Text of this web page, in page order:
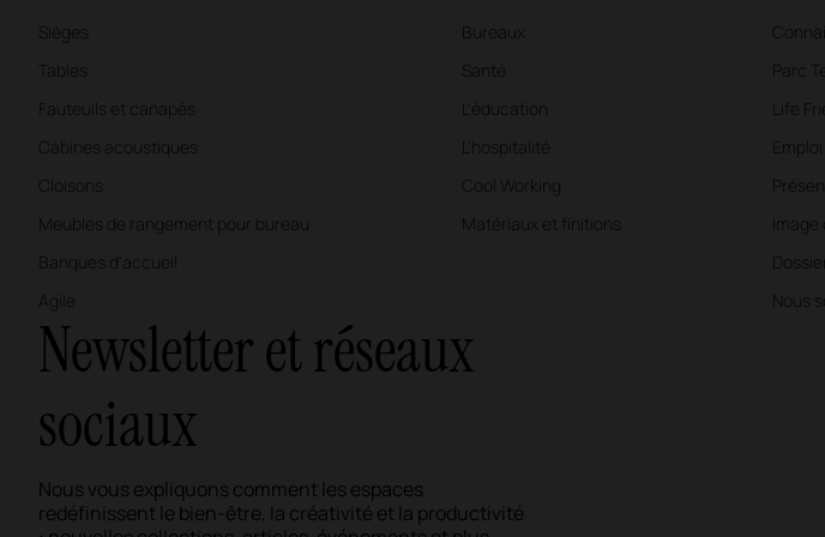
Sièges
Tables
Fauteuils et canapés
Cabines acoustiques
Cloisons
Meubles de rangement pour bureau
Banques d'accueil
Agile
Bureaux
Santé
L'éducation
L'hospitalité
Cool Working
Matériaux et finitions
Parc
Life
Emploi
Image
Nous
Newsletter et réseaux
sociaux
Nous vous expliquons comment les espaces
redéfinissent le bien-être, la créativité et la productivité